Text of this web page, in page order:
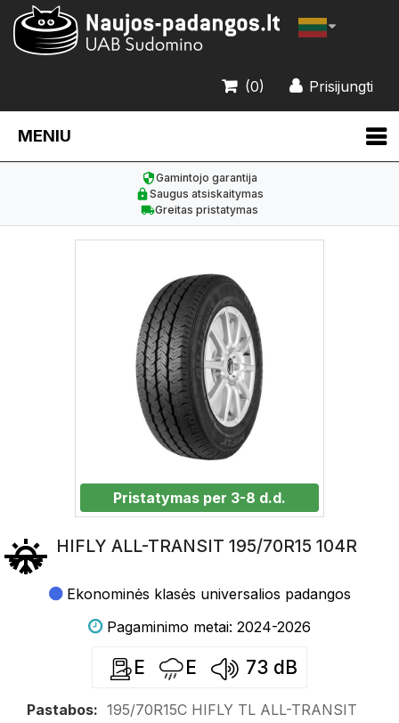
Prisijungti
(0)
MENIU
Gamintojo garantija
Saugus atsiskaitymas
Greitas pristatymas
Pristatymas per 3-8 d.d.
HIFLY ALL-TRANSIT 195/70R15 104R
Ekonominės klasės universalios padangos
Pagaminimo metai: 2024-2026
E E 73 dB
Pastabos: 195/70R15C HIFLY TL ALL-TRANSIT